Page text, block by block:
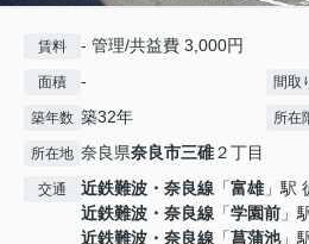
賃料 - 管理/共益費 3,000円
面積 - 間取
築年数 築32年 所在
所在地 奈良県奈良市三碓２丁目
交通 近鉄難波・奈良線 「富雄」駅
近鉄難波・奈良線 「学園前 」
近鉄難波・奈良線 「菖蒲池」